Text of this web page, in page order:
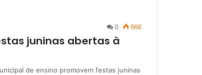
0 666
juninas abertas à
de ensino promovem festas juninas